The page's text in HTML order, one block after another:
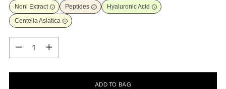
Noni Extract Peptides
Hyaluronic Acid
Centella Asiatica
Quantity
ADD TO BAG